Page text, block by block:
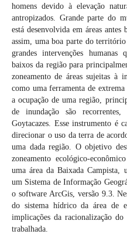
homens devido à elevação
antropizados. Grande parte do
está desenvolvida em áreas antes
assim, uma boa parte do
grandes intervenções
baixos da região para
zoneamento de áreas sujeitas à
como uma ferramenta de
a ocupação de uma região,
de inundação são
Goytacazes. Esse instrumento é
direcionar o uso da terra de
uma dada região. O objetivo
zoneamento ecológico-
uma área da Baixada Campista,
um Sistema de Informação
o software ArcGis, versão 9.3.
do sistema hídrico da área de
implicações da racionalização
trabalhada.